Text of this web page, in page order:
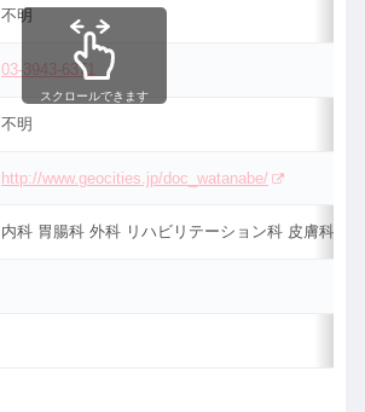
不明
03-3943-6371
不明
http://www.geocities.jp/doc_watanabe/
内科 胃腸科 外科 リハビリテーション科 皮膚科 性
スクロールできます